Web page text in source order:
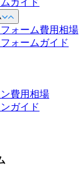
ガイド
ォーム費用相場
ォームガイド
費用相場
ガイド